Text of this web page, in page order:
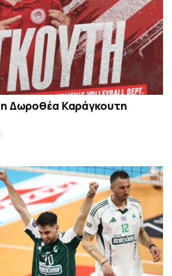
Δωροθέα Καράγκουτη